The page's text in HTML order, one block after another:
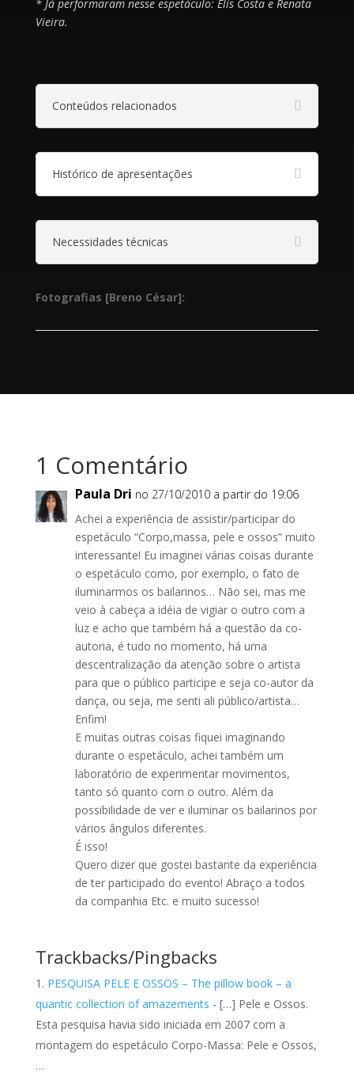
* Já performaram nesse espetáculo: Elis Costa e Renata
Vieira.
Conteúdos relacionados
Histórico de apresentações
Necessidades técnicas
Fotografias [Breno César]:
1 Comentário
Paula Dri no 27/10/2010 a partir do 19:06
Achei a experiência de assistir/participar do
espetáculo “Corpo,massa, pele e ossos” muito
interessante! Eu imaginei várias coisas durante
o espetáculo como, por exemplo, o fato de
iluminarmos os bailarinos… Não sei, mas me
veio à cabeça a idéia de vigiar o outro com a
luz e acho que também há a questão da co-
autoria, é tudo no momento, há uma
descentralização da atenção sobre o artista
para que o público participe e seja co-autor da
dança, ou seja, me senti ali público/artista…
Enfim!
E muitas outras coisas fiquei imaginando
durante o espetáculo, achei também um
laboratório de experimentar movimentos,
tanto só quanto com o outro. Além da
possibilidade de ver e iluminar os bailarinos por
vários ângulos diferentes.
É isso!
Quero dizer que gostei bastante da experiência
de ter participado do evento! Abraço a todos
da companhia Etc. e muito sucesso!
Trackbacks/Pingbacks
PESQUISA PELE E OSSOS – The pillow book – a
quantic collection of amazements - […] Pele e Ossos.
Esta pesquisa havia sido iniciada em 2007 com a
montagem do espetáculo Corpo-Massa: Pele e Ossos,
…